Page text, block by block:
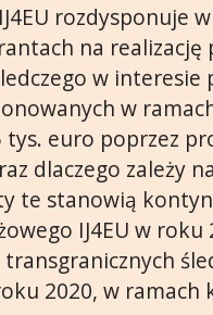
rozdysponuje
na
w interesie
w
tys. euro poprzez
dlaczego zależy
te stanowią
IJ4EU w
2020, w